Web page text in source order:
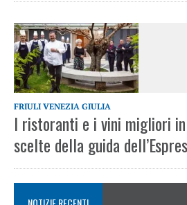
FRIULI VENEZIA GIULIA
I ristoranti e i vini migliori
scelte della guida